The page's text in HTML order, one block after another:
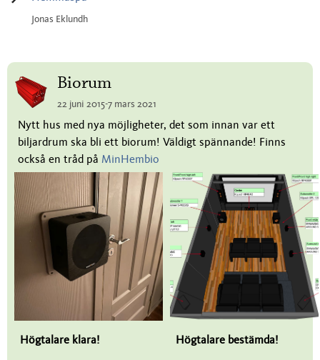
Jonas Eklundh
Biorum
22 juni 2015-7 mars 2021
Nytt hus med nya möjligheter, det som innan var ett
biljardrum ska bli ett biorum! Väldigt spännande! Finns
också en tråd på MinHembio
Högtalare klara! Högtalare bestämda!